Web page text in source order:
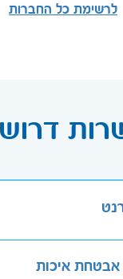
לרשימת כל החברות